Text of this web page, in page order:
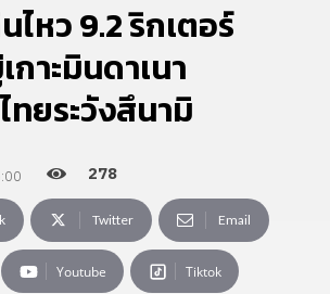
หว 9.2 ริกเตอร์
าะมินดาเนา
ยระวังสึนามิ
278
Twitter Email
Youtube Tiktok